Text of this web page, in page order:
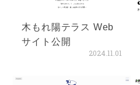
木もれ陽テラス Web
サイト公開
2024.11.01